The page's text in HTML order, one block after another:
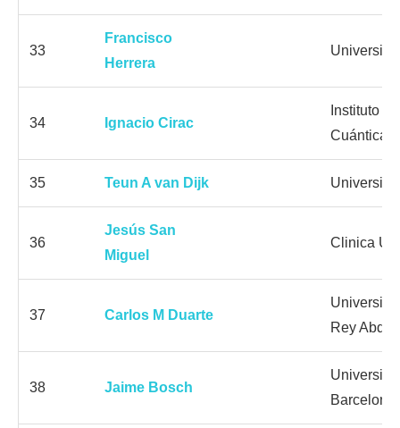
33
Francisco
Herrera
34 Ignacio Cirac
Instituto
Cuántica
35 Teun A van Dijk
36
Jesús San
Miguel
Clinica
37 Carlos M Duarte
Rey
38 Jaime Bosch